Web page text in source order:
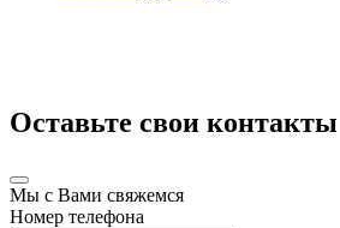
Оставьте свои контакты
Мы с Вами свяжемся
Номер телефона